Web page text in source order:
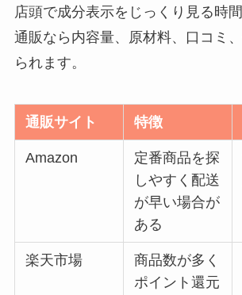
店頭で成分表示をじっくり見る時間
通販なら内容量、原材料、口コミ
られます。
通販サイト 特徴
Amazon
定番商品を探
しやすく配送
が早い場合が
ある
楽天市場
商品数が多く
ポイント還元